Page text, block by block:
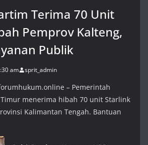
Terima 70 Unit
Pemprov Kalteng,
Publik
am sprit_admin
– Pemerintah
menerima hibah 70 unit Starlink
Kalimantan Tengah. Bantuan